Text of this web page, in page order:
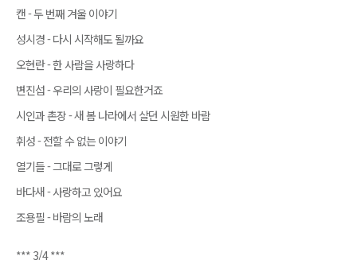
캔 - 두 번째 겨울 이야기
성시경 - 다시 시작해도 될까요
오현란 - 한 사람을 사랑하다
변진섭 - 우리의 사랑이 필요한거죠
시인과 촌장 - 새 봄 나라에서 살던 시원한 바람
휘성 - 전할 수 없는 이야기
열기들 - 그대로 그렇게
바다새 - 사랑하고 있어요
조용필 - 바람의 노래
*** 3/4 ***